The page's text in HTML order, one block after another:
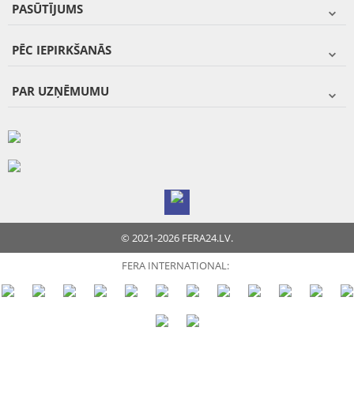
PASŪTĪJUMS
PĒC IEPIRKŠANĀS
PAR UZŅĒMUMU
© 2021-2026 FERA24.LV.
FERA INTERNATIONAL: